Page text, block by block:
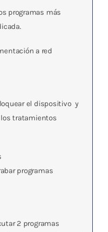
programas más
el dispositivo y
los tratamientos
programas
2 programas